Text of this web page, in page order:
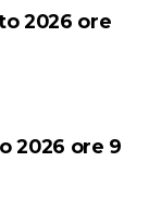
2026 ore
2026 ore 9